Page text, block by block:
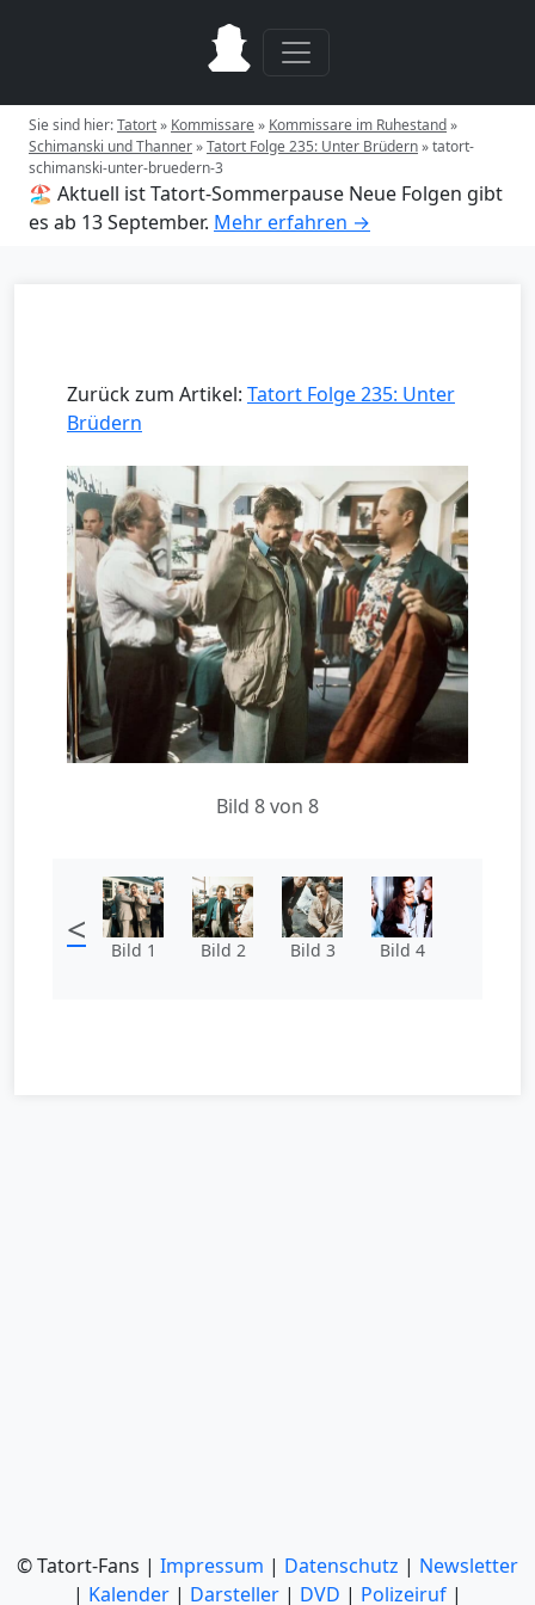
Sie sind hier:Tatort» Kommissare» Kommissare im Ruhestand»
Schimanski und Thanner»Tatort Folge 235: Unter Brüdern»tatort-
schimanski-unter-bruedern-3
🏖️ Aktuell ist Tatort-Sommerpause Neue Folgen gibt
es ab 13 September. Mehr erfahren →
Zurück zum Artikel: Tatort Folge 235: Unter
Brüdern
Bild 8 von 8
< Bild 1 Bild 2 Bild 3 Bild 4
© Tatort-Fans | Impressum | Datenschutz | Newsletter
| Kalender | Darsteller | DVD | Polizeiruf |